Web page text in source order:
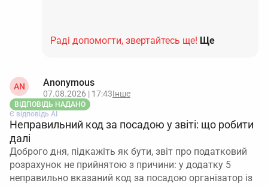
Раді допомогти, звертайтесь ще! Ще
AN Anonymous
07.08.2026 | 17:43Інше
ВІДПОВІДЬ НАДАНО
Є відповідь АІ
Неправильний код за посадою у звіті: що робити
далі
Доброго дня, підкажіть як бути, звіт про податковий
розрахунок не прийнятою з причини: у додатку 5
неправильно вказаний код за посадою організатор із